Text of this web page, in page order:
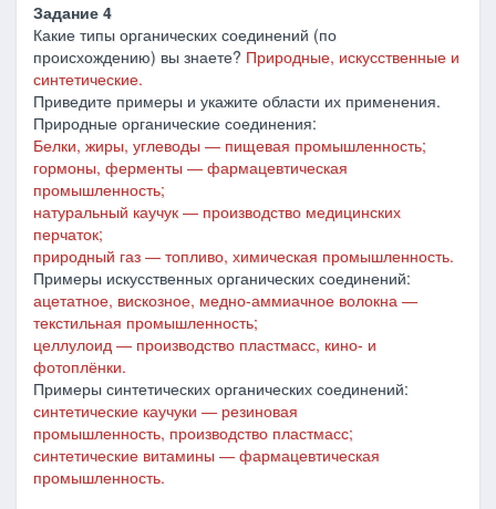
Задание 4
Какие типы органических соединений (по
происхождению) вы знаете? Природные, искусственные и
синтетические.
Приведите примеры и укажите области их применения.
Природные органические соединения:
Белки, жиры, углеводы ― пищевая промышленность;
гормоны, ферменты ― фармацевтическая
промышленность;
натуральный каучук ― производство медицинских
перчаток;
природный газ ― топливо, химическая промышленность.
Примеры искусственных органических соединений:
ацетатное, вискозное, медно-аммиачное волокна ―
текстильная промышленность;
целлулоид ― производство пластмасс, кино- и
фотоплёнки.
Примеры синтетических органических соединений:
синтетические каучуки ― резиновая
промышленность, производство пластмасс;
синтетические витамины ― фармацевтическая
промышленность.